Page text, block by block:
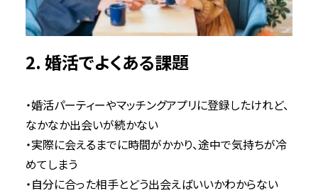
2. 婚活でよくある課題
・婚活パーティーやマッチングアプリに登録したけれど、
なかなか出会いが続かない
・実際に会えるまでに時間がかかり、途中で気持ちが冷
めてしまう
・自分に合った相手とどう出会えばいいかわからない